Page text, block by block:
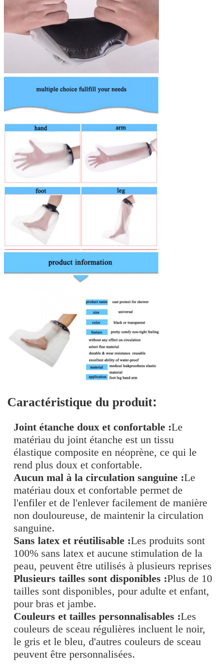
Caractéristique du produit:
Joint étanche doux et confortable :Le
matériau du joint étanche est un tissu
élastique composite en néoprène, ce qui le
rend plus doux et confortable.
Aucun mal à la circulation sanguine :Le
matériau doux et confortable permet de
l'enfiler et de l'enlever facilement de manière
non douloureuse, de maintenir la circulation
sanguine.
Sans latex et réutilisable :Les produits sont
100% sans latex et aucune stimulation de la
peau, peuvent être utilisés à plusieurs reprises
Plusieurs tailles sont disponibles :Plus de 10
tailles sont disponibles, pour adulte et enfant,
pour bras et jambe.
Couleurs et tailles personnalisables :Les
couleurs de sceau régulières incluent le noir,
le gris et le bleu, d'autres couleurs de sceau
peuvent être personnalisées.